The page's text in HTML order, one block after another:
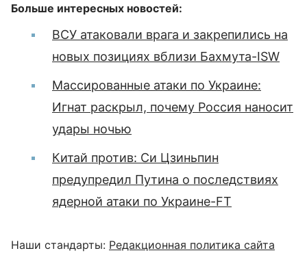
Больше интересных новостей:
ВСУ атаковали врага и закрепились на
новых позициях вблизи Бахмута-ISW
Массированные атаки по Украине:
Игнат раскрыл, почему Россия наносит
удары ночью
Китай против: Си Цзиньпин
предупредил Путина о последствиях
ядерной атаки по Украине-FT
Наши стандарты: Редакционная политика сайта